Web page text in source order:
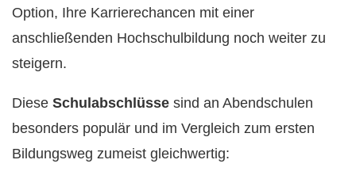
Option, Ihre Karrierechancen mit einer
anschließenden Hochschulbildung noch weiter zu
steigern.
Diese Schulabschlüsse sind an Abendschulen
besonders populär und im Vergleich zum ersten
Bildungsweg zumeist gleichwertig: